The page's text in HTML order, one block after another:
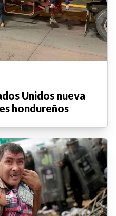
Unidos nueva
hondureños